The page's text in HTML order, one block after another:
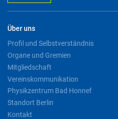
Über uns
Profil und Selbstverständnis
Organe und Gremien
Mitgliedschaft
Vereinskommunikation
Physikzentrum Bad Honnef
Standort Berlin
Kontakt